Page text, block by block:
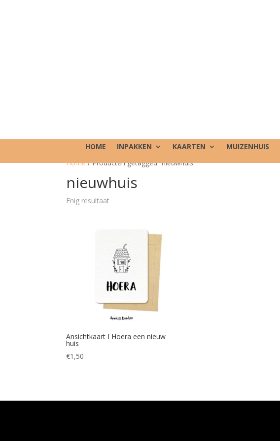
HOME INPAKKEN KAARTEN MUIZENHUIS
Home/ Producten getagged “nieuwhuis”
nieuwhuis
Enig resultaat
Ansichtkaart I Hoera een nieuw
huis
€1,50